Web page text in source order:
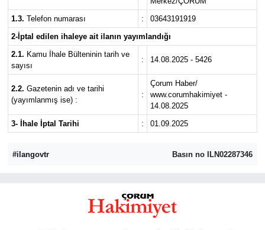
1.3. Telefon numarası :
03643191919
2-İptal edilen ihaleye ait ilanın yayımlandığı
2.1. Kamu İhale Bülteninin tarih ve
sayısı
: 14.08.2025 - 5426
2.2. Gazetenin adı ve tarihi
(yayımlanmış ise) :
:
Çorum Haber/
www.corumhakimiyet -
14.08.2025
3- İhale İptal Tarihi
: 01.09.2025
#ilangovtr Basın no ILN02287346
OTOPARK
TEKNOLOJİ